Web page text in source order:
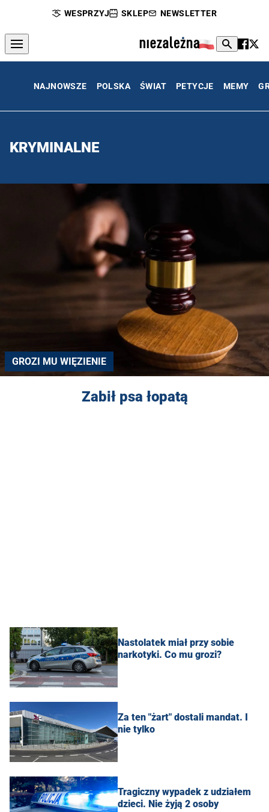
WESPRZYJ SKLEP NEWSLETTER
NAJNOWSZE POLSKA ŚWIAT PETYCJE MEMY
KRYMINALNE
GROZI MU WIĘZIENIE
Zabił psa łopatą
Nastolatek miał przy sobie
narkotyki. Co mu grozi?
Za ten "żart" dostali mandat. I
nie tylko
Tragiczny wypadek z udziałem
dzieci. Nie żyją 2 osoby